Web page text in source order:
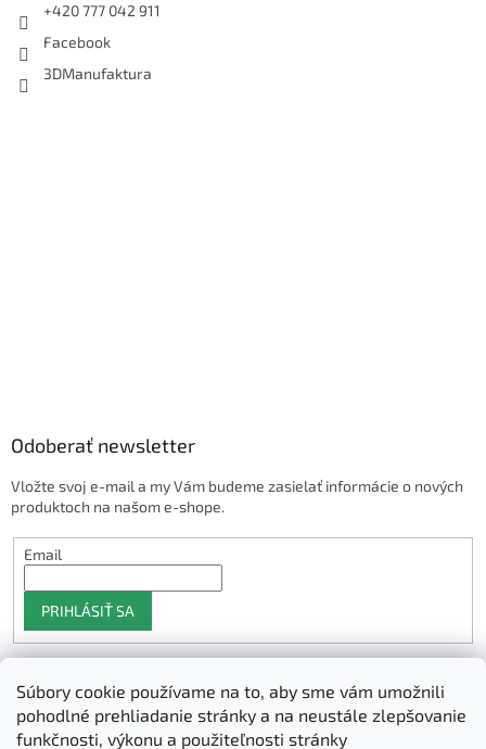
Súbory cookie používame na to, aby sme vám umožnili
pohodlné prehliadanie stránky a na neustále zlepšovanie
funkčnosti, výkonu a použiteľnosti stránky
+420 777 042 911
Facebook
3DManufaktura
Odoberať newsletter
Vložte svoj e-mail a my Vám budeme zasielať informácie o nových
produktoch na našom e-shope.
Email
PRIHLÁSIŤ SA
Shoptet.sk